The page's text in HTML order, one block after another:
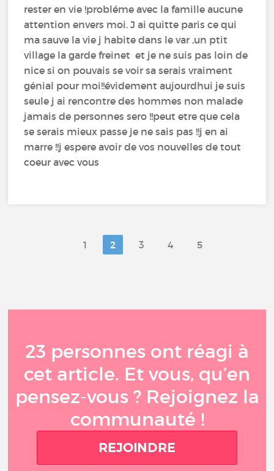
rester en vie !probléme avec la famille aucune
attention envers moi. J ai quitte paris ce qui
ma sauve la vie j habite dans le var ,un ptit
village la garde freinet et je ne suis pas loin de
nice si on pouvais se voir sa serais vraiment
génial pour moi!!évidement aujourdhui je suis
seule j ai rencontre des hommes non malade
jamais de personnes sero !!peut etre que cela
se serais mieux passe je ne sais pas !!j en ai
marre !!j espere avoir de vos nouvelles de tout
coeur avec vous
1 2 3 4 5
23 personnes ont réagi à
cet article. Et vous, qu’en
pensez-vous ? Rejoignez la
communauté !
REJOINDRE